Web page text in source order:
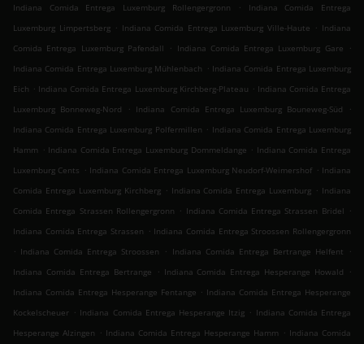
Indiana Comida Entrega Luxemburg Rollengergronn
.
Indiana Comida Entrega
Luxemburg Limpertsberg . Indiana Comida Entrega Luxemburg Ville-Haute . Indiana
Comida Entrega Luxemburg Pafendall
. Indiana Comida Entrega Luxemburg Gare
.
Indiana Comida Entrega Luxemburg Mühlenbach . Indiana Comida Entrega Luxemburg
Eich . Indiana Comida Entrega Luxemburg Kirchberg-Plateau . Indiana Comida Entrega
Luxemburg Bonneweg-Nord
. Indiana Comida Entrega Luxemburg Bouneweg-Süd
.
Indiana Comida Entrega Luxemburg Polfermillen . Indiana Comida Entrega Luxemburg
Hamm . Indiana Comida Entrega Luxemburg Dommeldange . Indiana Comida Entrega
Luxemburg Cents . Indiana Comida Entrega Luxemburg Neudorf-Weimershof . Indiana
Comida Entrega Luxemburg Kirchberg . Indiana Comida Entrega Luxemburg . Indiana
Comida Entrega Strassen Rollengergronn . Indiana Comida Entrega Strassen Bridel .
Indiana Comida Entrega Strassen . Indiana Comida Entrega Stroossen Rollengergronn
. Indiana Comida Entrega Stroossen . Indiana Comida Entrega Bertrange Helfent
.
Indiana Comida Entrega Bertrange
. Indiana Comida Entrega Hesperange Howald
.
Indiana Comida Entrega Hesperange Fentange . Indiana Comida Entrega Hesperange
Kockelscheuer . Indiana Comida Entrega Hesperange Itzig . Indiana Comida Entrega
Hesperange Alzingen . Indiana Comida Entrega Hesperange Hamm . Indiana Comida